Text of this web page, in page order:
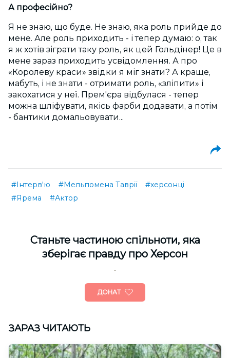
А професійно?
Я не знаю, що буде. Не знаю, яка роль прийде до
мене. Але роль приходить - і тепер думаю: о, так
я ж хотів зіграти таку роль, як цей Гольдінер! Це в
мене зараз приходить усвідомлення. А про
«Королеву краси» звідки я міг знати? А краще,
мабуть, і не знати - отримати роль, «зліпити» і
закохатися у неї. Прем'єра відбулася - тепер
можна шліфувати, якісь фарби додавати, а потім
- бантики домальовувати...
#Інтерв'ю #Мельпомена Таврії
#херсонці
#Ярема
#Актор
Cтаньте частиною спільноти, яка
зберігає правду про Херсон
ДОНАТ
ЗАРАЗ ЧИТАЮТЬ